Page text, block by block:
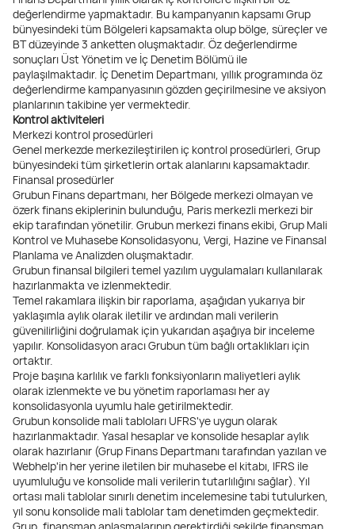
değerlendirme yapmaktadır. Bu kampanyanın kapsamı Grup
bünyesindeki tüm Bölgeleri kapsamakta olup bölge, süreçler ve
BT düzeyinde 3 anketten oluşmaktadır. Öz değerlendirme
sonuçları Üst Yönetim ve İç Denetim Bölümü ile
paylaşılmaktadır. İç Denetim Departmanı, yıllık programında öz
değerlendirme kampanyasının gözden geçirilmesine ve aksiyon
planlarının takibine yer vermektedir.
Kontrol aktiviteleri
Merkezi kontrol prosedürleri
Genel merkezde merkezileştirilen iç kontrol prosedürleri, Grup
bünyesindeki tüm şirketlerin ortak alanlarını kapsamaktadır.
Finansal prosedürler
Grubun Finans departmanı, her Bölgede merkezi olmayan ve
özerk finans ekiplerinin bulunduğu, Paris merkezli merkezi bir
ekip tarafından yönetilir. Grubun merkezi finans ekibi, Grup Mali
Kontrol ve Muhasebe Konsolidasyonu, Vergi, Hazine ve Finansal
Planlama ve Analizden oluşmaktadır.
Grubun finansal bilgileri temel yazılım uygulamaları kullanılarak
hazırlanmakta ve izlenmektedir.
Temel rakamlara ilişkin bir raporlama, aşağıdan yukarıya bir
yaklaşımla aylık olarak iletilir ve ardından mali verilerin
güvenilirliğini doğrulamak için yukarıdan aşağıya bir inceleme
yapılır. Konsolidasyon aracı Grubun tüm bağlı ortaklıkları için
ortaktır.
Proje başına karlılık ve farklı fonksiyonların maliyetleri aylık
olarak izlenmekte ve bu yönetim raporlaması her ay
konsolidasyonla uyumlu hale getirilmektedir.
Grubun konsolide mali tabloları UFRS'ye uygun olarak
hazırlanmaktadır. Yasal hesaplar ve konsolide hesaplar aylık
olarak hazırlanır (Grup Finans Departmanı tarafından yazılan ve
Webhelp'in her yerine iletilen bir muhasebe el kitabı, IFRS ile
uyumluluğu ve konsolide mali verilerin tutarlılığını sağlar). Yıl
ortası mali tablolar sınırlı denetim incelemesine tabi tutulurken,
yıl sonu konsolide mali tablolar tam denetimden geçmektedir.